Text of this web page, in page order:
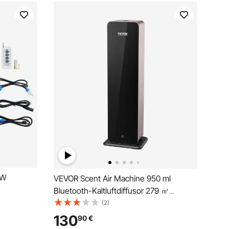
7
VEVOR Scent Air Machine 950 ml
Bluetooth-Kaltluftdiffusor 279 ㎡
wasserlos
(2)
13090€